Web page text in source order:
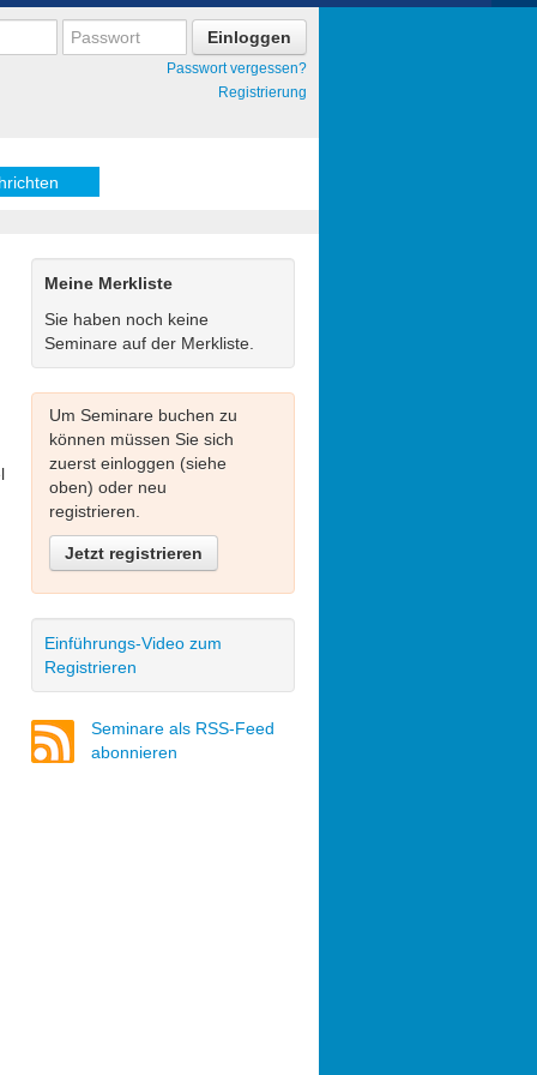
Passwort vergessen?
Registrierung
Meine Merkliste
Sie haben noch keine
Seminare auf der Merkliste.
Um Seminare buchen zu
können müssen Sie sich
zuerst einloggen (siehe
oben) oder neu
registrieren.
Jetzt registrieren
Einführungs-Video zum
Registrieren
Seminare als RSS-Feed
abonnieren